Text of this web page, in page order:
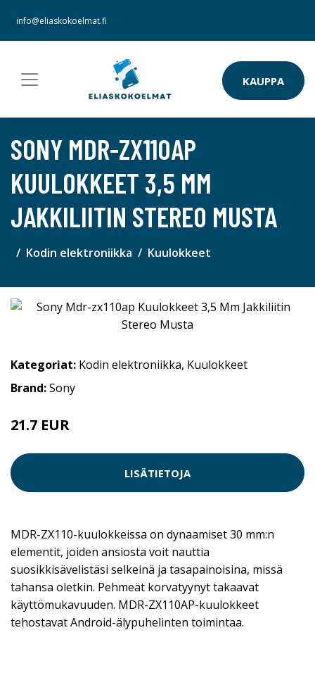
info@eliaskokoelmat.fi
KAUPPA
SONY MDR-ZX110AP
KUULOKKEET 3,5 MM
JAKKILIITIN STEREO MUSTA
Kodin elektroniikka Kuulokkeet
Kategoriat: Kodin elektroniikka, Kuulokkeet
Brand:Sony
21.7 EUR
LISÄTIETOJA
MDR-ZX110-kuulokkeissa on dynaamiset 30 mm:n
elementit, joiden ansiosta voit nauttia
suosikkisävelistäsi selkeinä ja tasapainoisina, missä
tahansa oletkin. Pehmeät korvatyynyt takaavat
käyttömukavuuden. MDR-ZX110AP-kuulokkeet
tehostavat Android-älypuhelinten toimintaa.